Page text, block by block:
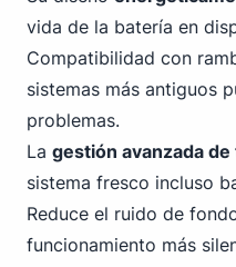
vida de la batería en
Compatibilidad con
sistemas más antiguos
problemas.
La gestión avanzada
sistema fresco incluso
Reduce el ruido de
funcionamiento más